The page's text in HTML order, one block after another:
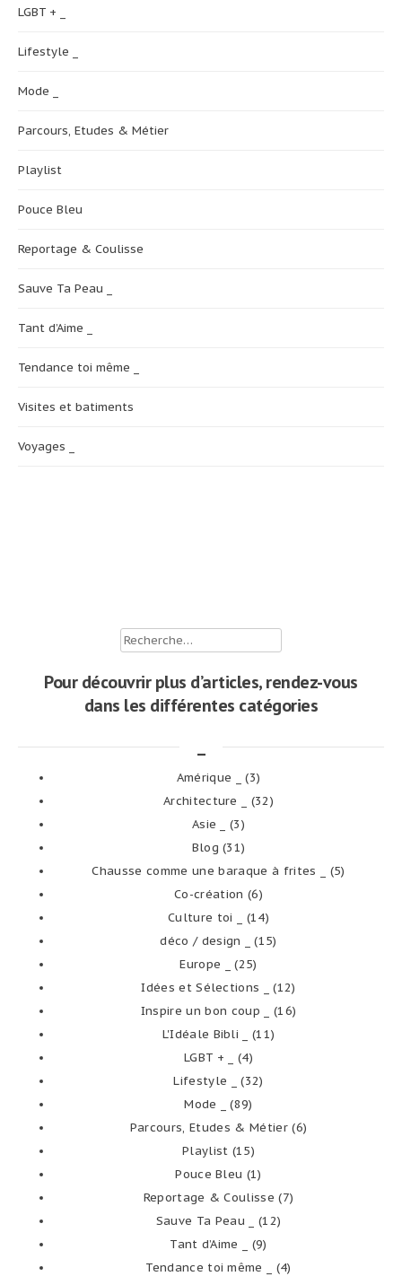
LGBT + _
Lifestyle _
Mode _
Parcours, Etudes & Métier
Playlist
Pouce Bleu
Reportage & Coulisse
Sauve Ta Peau _
Tant d’Aime _
Tendance toi même _
Visites et batiments
Voyages _
Rechercher :
Pour découvrir plus d’articles, rendez-vous
dans les différentes catégories
Amérique _
(3)
Architecture _
(32)
Asie _
(3)
Blog (31)
Chausse comme une baraque à frites _
(5)
Co-création (6)
Culture toi _
(14)
déco / design _
(15)
Europe _
(25)
Idées et Sélections _
(12)
Inspire un bon coup _
(16)
L'Idéale Bibli _
(11)
LGBT + _
(4)
Lifestyle _
(32)
Mode _
(89)
Parcours, Etudes & Métier(6)
Playlist (15)
Pouce Bleu (1)
Reportage & Coulisse (7)
Sauve Ta Peau _
(12)
Tant d’Aime _
(9)
Tendance toi même _
(4)